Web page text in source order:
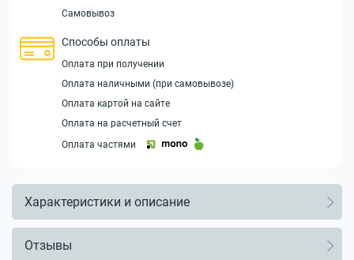
Самовывоз
Способы оплаты
Оплата при получении
Оплата наличными (при самовывозе)
Оплата картой на сайте
Оплата на расчетный счет
Оплата частями
Характеристики и описание
Отзывы